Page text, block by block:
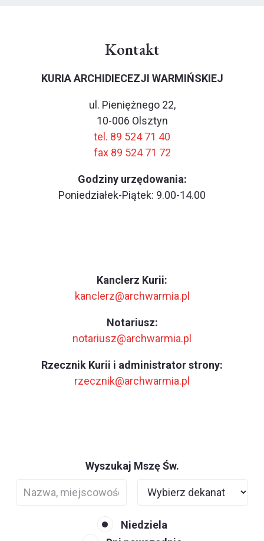
Kontakt
KURIA ARCHIDIECEZJI WARMIŃSKIEJ
ul. Pieniężnego 22,
10-006 Olsztyn
tel. 89 524 71 40
fax 89 524 71 72
Godziny urzędowania:
Poniedziałek-Piątek: 9.00-14.00
Kanclerz Kurii:
kanclerz@archwarmia.pl
Notariusz:
notariusz@archwarmia.pl
Rzecznik Kurii i administrator strony:
rzecznik@archwarmia.pl
Wyszukaj Mszę Św.
Niedziela